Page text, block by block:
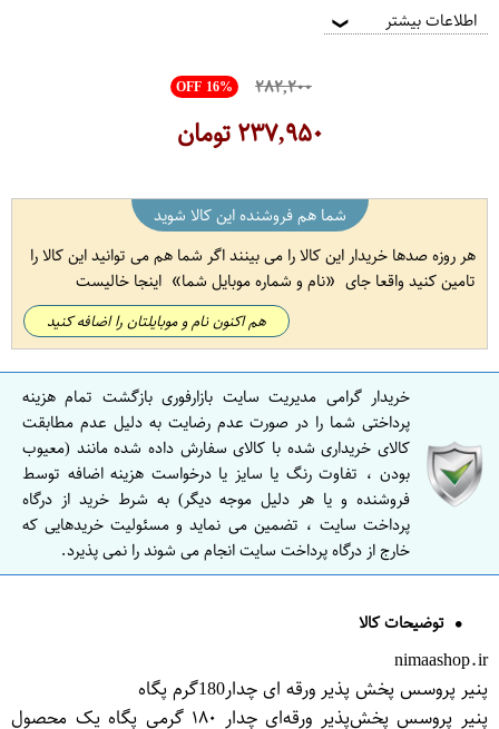
اطلاعات بیشتر ❯
OFF 16% ۲۸۲,۲۰۰
۲۳۷,۹۵۰تومان
شما هم فروشنده این کالا شوید
هر روزه صدها خریدار این کالا را می بینند اگر شما هم می توانید این کالا را
تامین کنید واقعا جای
نام و شماره موبایل شما اینجا خالیست
هم اکنون نام و موبایلتان را اضافه کنید
خریدار گرامی مدیریت سایت بازارفوری بازگشت تمام هزینه
پرداختی شما را در صورت عدم رضایت به دلیل عدم مطابقت
کالای خریداری شده با کالای سفارش داده شده مانند (معیوب
بودن ، تفاوت رنگ یا سایز یا درخواست هزینه اضافه توسط
فروشنده و یا هر دلیل موجه دیگر) به شرط خرید از درگاه
پرداخت سایت ، تضمین می نماید و مسئولیت خریدهایی که
خارج از درگاه پرداخت سایت انجام می شوند را نمی پذیرد.
توضیحات کالا
nimaashop.ir
پنیر پروسس پخش پذیر ورقه ای چدار180گرم پگاه
پنیر پروسس پخش‌پذیر ورقه‌ای چدار ۱۸۰ گرمی پگاه یک محصول